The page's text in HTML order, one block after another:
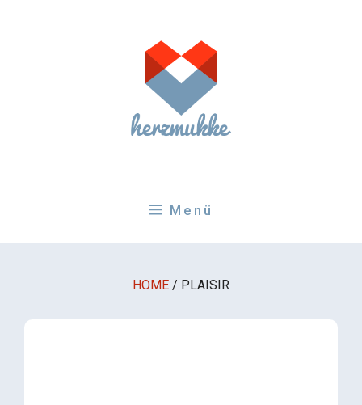
Menü
HOME / PLAISIR